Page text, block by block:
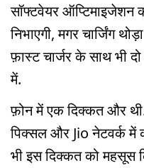
सॉफ्टवेयर ऑप्टिमाइजेशन
निभाएगी, मगर चार्जिंग
फ़ास्ट चार्जर के साथ भी
में.
फ़ोन में एक दिक्कत और
पिक्सल और Jio नेटवर्क में
भी इस दिक्कत को महसूस